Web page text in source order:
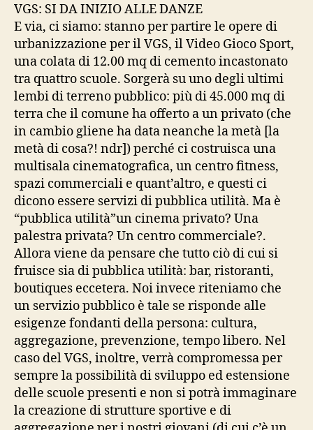
VGS: SI DA INIZIO ALLE DANZE
E via, ci siamo: stanno per partire le opere di
urbanizzazione per il VGS, il Video Gioco Sport,
una colata di 12.00 mq di cemento incastonato
tra quattro scuole. Sorgerà su uno degli ultimi
lembi di terreno pubblico: più di 45.000 mq di
terra che il comune ha offerto a un privato (che
in cambio gliene ha data neanche la metà [la
metà di cosa?! ndr]) perché ci costruisca una
multisala cinematografica, un centro fitness,
spazi commerciali e quant’altro, e questi ci
dicono essere servizi di pubblica utilità. Ma è
“pubblica utilità”un cinema privato? Una
palestra privata? Un centro commerciale?.
Allora viene da pensare che tutto ciò di cui si
fruisce sia di pubblica utilità: bar, ristoranti,
boutiques eccetera. Noi invece riteniamo che
un servizio pubblico è tale se risponde alle
esigenze fondanti della persona: cultura,
aggregazione, prevenzione, tempo libero. Nel
caso del VGS, inoltre, verrà compromessa per
sempre la possibilità di sviluppo ed estensione
delle scuole presenti e non si potrà immaginare
la creazione di strutture sportive e di